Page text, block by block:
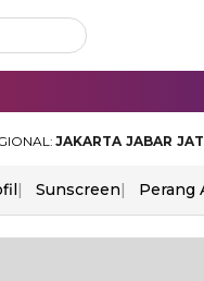
JAKARTA JABAR
Sunscreen Perang